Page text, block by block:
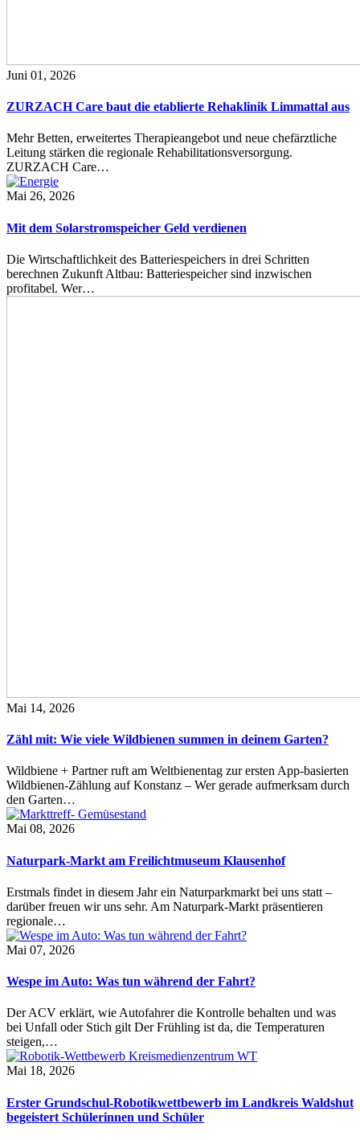
Juni 01, 2026
ZURZACH Care baut die etablierte Rehaklinik Limmattal aus
Mehr Betten, erweitertes Therapieangebot und neue chefärztliche
Leitung stärken die regionale Rehabilitationsversorgung.
ZURZACH Care…
Mai 26, 2026
Mit dem Solarstromspeicher Geld verdienen
Die Wirtschaftlichkeit des Batteriespeichers in drei Schritten
berechnen Zukunft Altbau: Batteriespeicher sind inzwischen
profitabel. Wer…
Mai 14, 2026
Zähl mit: Wie viele Wildbienen summen in deinem Garten?
Wildbiene + Partner ruft am Weltbienentag zur ersten App-basierten
Wildbienen-Zählung auf Konstanz – Wer gerade aufmerksam durch
den Garten…
Mai 08, 2026
Naturpark-Markt am Freilichtmuseum Klausenhof
Erstmals findet in diesem Jahr ein Naturparkmarkt bei uns statt –
darüber freuen wir uns sehr. Am Naturpark-Markt präsentieren
regionale…
Mai 07, 2026
Wespe im Auto: Was tun während der Fahrt?
Der ACV erklärt, wie Autofahrer die Kontrolle behalten und was
bei Unfall oder Stich gilt Der Frühling ist da, die Temperaturen
steigen,…
Mai 18, 2026
Erster Grundschul-Robotikwettbewerb im Landkreis Waldshut
begeistert Schülerinnen und Schüler